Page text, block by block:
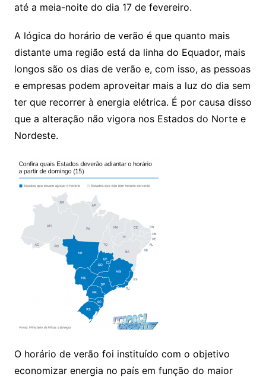
até a meia-noite do dia 17 de fevereiro.
A lógica do horário de verão é que quanto mais
distante uma região está da linha do Equador, mais
longos são os dias de verão e, com isso, as pessoas
e empresas podem aproveitar mais a luz do dia sem
ter que recorrer à energia elétrica. É por causa disso
que a alteração não vigora nos Estados do Norte e
Nordeste.
O horário de verão foi instituído com o objetivo
economizar energia no país em função do maior